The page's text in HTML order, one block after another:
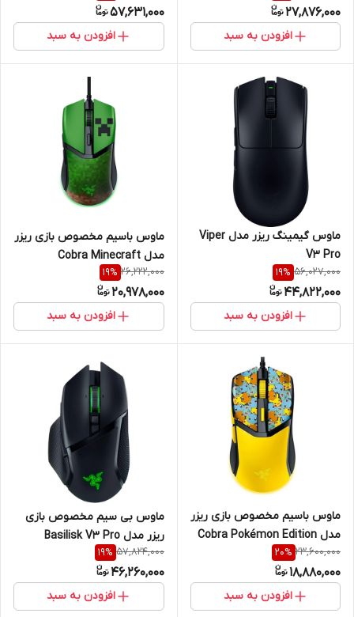
27,876,000
افزودن به سبد
57,631,000
افزودن به سبد
ماوس گیمینگ ریزر مدل Viper
V3 Pro
56,027,000
19%
44,822,000
افزودن به سبد
ماوس باسیم مخصوص بازی ریزر
مدل Cobra Minecraft
26,222,000
19%
20,978,000
افزودن به سبد
ماوس باسیم مخصوص بازی ریزر
مدل Cobra Pokémon Edition
23,600,000
20%
18,880,000
افزودن به سبد
ماوس بی سیم مخصوص بازی
ریزر مدل Basilisk V3 Pro
57,824,000
19%
46,260,000
افزودن به سبد